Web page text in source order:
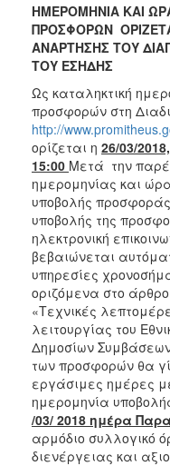
ΗΜΕΡΟΜΗΝΙΑ ΚΑΙ
ΠΡΟΣΦΟΡΩΝ
ΑΝΑΡΤΗΣΗΣ ΤΟΥ
ΤΟΥ ΕΣΗΔΗΣ
Ως καταληκτική
προσφορών στη
http://
ορίζεται η 26/03/
15:00 Μετά την
ημερομηνίας και
υποβολής
υποβολής της
ηλεκτρονική
βεβαιώνεται
υπηρεσίες
οριζόμενα στο
«Τεχνικές
λειτουργίας του
Δημοσίων
των προσφορών θα
εργάσιμες ημέρες
ημερομηνία
/03/ 2018 ημέρα
αρμόδιο συλλογικό
διενέργειας και